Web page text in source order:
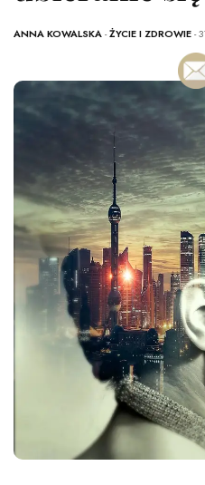
ANNA KOWALSKA-ŻYCIE I ZDROWIE-